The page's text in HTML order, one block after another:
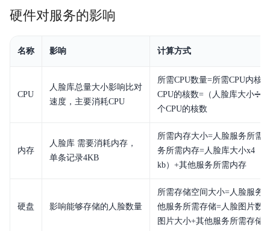
硬件对服务的影响
名称 影响 计算方式
CPU
人脸库总量大小影响比对
速度，主要消耗CPU
所需CPU数量=所需CPU内核
CPU的核数=（人脸库大小
个CPU的核数
内存
人脸库 需要消耗内存，
单条记录4KB
所需内存大小=人脸服务所需
务所需内存=人脸库大小x4（
kb）+其他服务所需内存
硬盘 影响能够存储的人脸数量
所需存储空间大小=人脸服务
他服务所需存储=人脸图片数
图片大小+其他服务所需存储